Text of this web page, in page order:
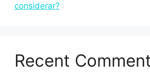
considerar?
Recent